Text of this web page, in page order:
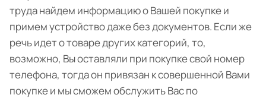
труда найдем информацию о Вашей покупке и
примем устройство даже без документов. Если же
речь идет о товаре других категорий, то,
возможно, Вы оставляли при покупке свой номер
телефона, тогда он привязан к совершенной Вами
покупке и мы сможем обслужить Вас по